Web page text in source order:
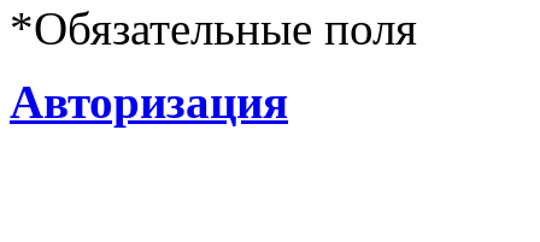
*Обязательные поля
Авторизация